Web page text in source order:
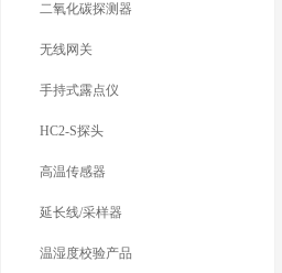
二氧化碳探测器
无线网关
手持式露点仪
HC2-S探头
高温传感器
延长线/采样器
温湿度校验产品